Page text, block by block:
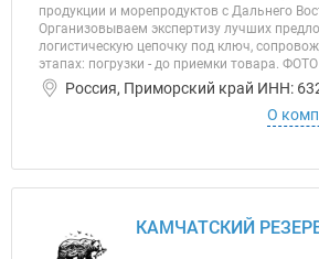
продукции и морепродуктов с Дальнего
Организовываем экспертизу лучших
логистическую цепочку под ключ,
этапах: погрузки - до приемки товара.
Россия, Приморский край ИНН:
О
КАМЧАТСКИЙ